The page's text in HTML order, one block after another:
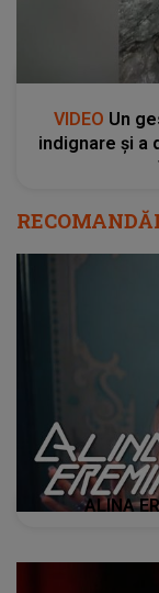
VIDEO Un
indignare și a
ALINA